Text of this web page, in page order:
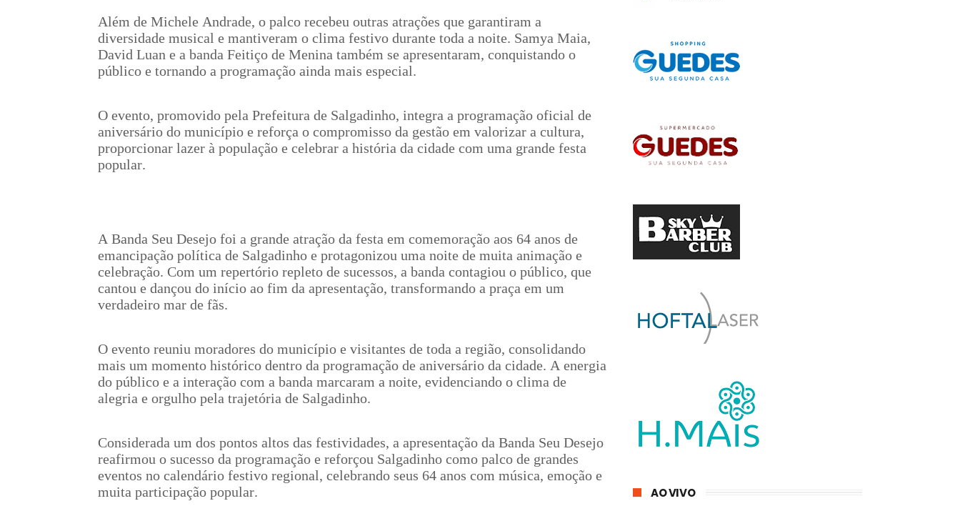
Além de Michele Andrade, o palco recebeu outras atrações que garantiram a
diversidade musical e mantiveram o clima festivo durante toda a noite. Samya Maia,
David Luan e a banda Feitiço de Menina também se apresentaram, conquistando o
público e tornando a programação ainda mais especial.
O evento, promovido pela Prefeitura de Salgadinho, integra a programação oficial de
aniversário do município e reforça o compromisso da gestão em valorizar a cultura,
proporcionar lazer à população e celebrar a história da cidade com uma grande festa
popular.
A Banda Seu Desejo foi a grande atração da festa em comemoração aos 64 anos de
emancipação política de Salgadinho e protagonizou uma noite de muita animação e
celebração. Com um repertório repleto de sucessos, a banda contagiou o público, que
cantou e dançou do início ao fim da apresentação, transformando a praça em um
verdadeiro mar de fãs.
O evento reuniu moradores do município e visitantes de toda a região, consolidando
mais um momento histórico dentro da programação de aniversário da cidade. A energia
do público e a interação com a banda marcaram a noite, evidenciando o clima de
alegria e orgulho pela trajetória de Salgadinho.
Considerada um dos pontos altos das festividades, a apresentação da Banda Seu Desejo
reafirmou o sucesso da programação e reforçou Salgadinho como palco de grandes
eventos no calendário festivo regional, celebrando seus 64 anos com música, emoção e
muita participação popular.
AO VIVO